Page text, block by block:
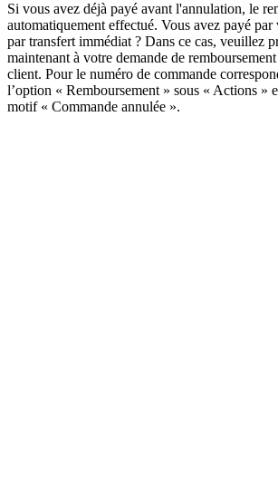
Si vous avez déjà payé avant l'annulation, le
automatiquement effectué. Vous avez payé
par transfert immédiat ? Dans ce cas, veuillez
maintenant à votre demande de
client. Pour le numéro de commande
l’option « Remboursement » sous « Actions »
motif « Commande annulée ».